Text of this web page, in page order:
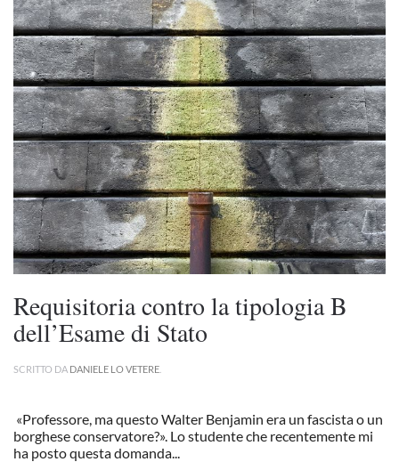
Requisitoria contro la tipologia B
dell’Esame di Stato
SCRITTO DA DANIELE LO VETERE
«Professore, ma questo Walter Benjamin era un fascista o un
borghese conservatore?». Lo studente che recentemente mi
ha posto questa domanda...